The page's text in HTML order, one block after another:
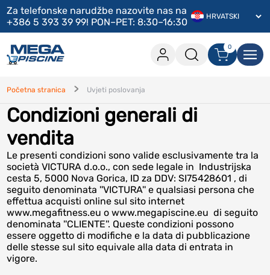
Za telefonske narudžbe nazovite nas na
+386 5 393 39 99! PON–PET: 8:30–16:30
0
Prijava
Prijavi se
Jesi li zaboravio lozinku??
Jesi li zaboravio korisničko ime??
Registriraj se
Početna stranica Uvjeti poslovanja
Condizioni generali di
vendita
Le presenti condizioni sono valide esclusivamente tra la
società VICTURA d.o.o., con sede legale in Industrijska
cesta 5, 5000 Nova Gorica, ID za DDV: SI75428601 , di
seguito denominata ''VICTURA'' e qualsiasi persona che
effettua acquisti online sul sito internet
www.megafitness.eu o www.megapiscine.eu di seguito
denominata ''CLIENTE''. Queste condizioni possono
essere oggetto di modifiche e la data di pubblicazione
delle stesse sul sito equivale alla data di entrata in
vigore.